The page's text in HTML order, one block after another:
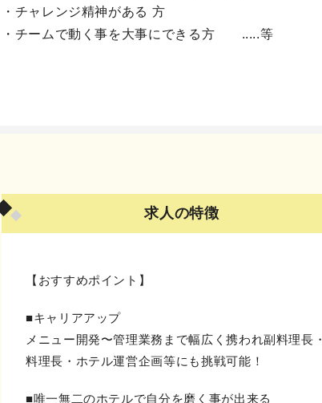
・チャレンジ精神がある 方
・チームで動く事を大事にできる方 .....等
求人の特徴
【おすすめポイント】
■キャリアアップ
メニュー開発〜管理業務まで幅広く携われ副料理長・
料理長・ホテル運営企画等にも挑戦可能！
■唯一無二のホテルで自分を磨く事が出来る